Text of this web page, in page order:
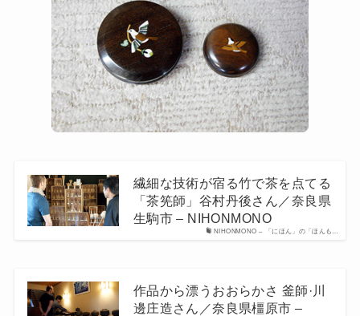
NIHONMONO – 「にほん」の「ほんも…
繊細な技術が宿る竹で茶を点てる
「茶筅師」谷村丹後さん／奈良県
生駒市 – NIHONMONO
作品から漂うおおらかさ 釜師·川
邊庄造さん／奈良県橿原市 –